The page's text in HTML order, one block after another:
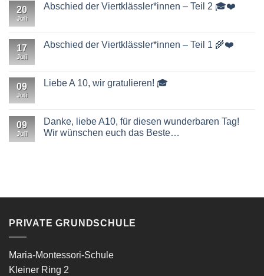
20
Juli
Abschied der Viertklässler*innen – Teil 2 🎓❤️
Abschied
der
2
🎓
17
Juli
Abschied der Viertklässler*innen – Teil 1 🌾❤️
Abschied
der
1
🌾
❤️
09
Juli
Liebe A 10, wir gratulieren! 🎓
Liebe
A
10,
09
Juli
Danke, liebe A10, für diesen wunderbaren Tag!
Wir wünschen euch das Beste…
diesen
Wir
wünschen
Beste…
PRIVATE GRUNDSCHULE
Maria-Montessori-Schule
Kleiner Ring 2